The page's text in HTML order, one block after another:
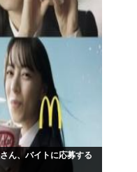
ん、バイトに応募する